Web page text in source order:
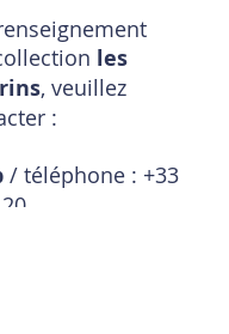
les
, veuillez
:
/ téléphone : +33